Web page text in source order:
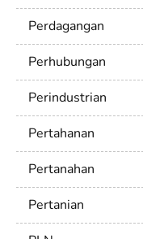
Perdagangan
Perhubungan
Perindustrian
Pertahanan
Pertanahan
Pertanian